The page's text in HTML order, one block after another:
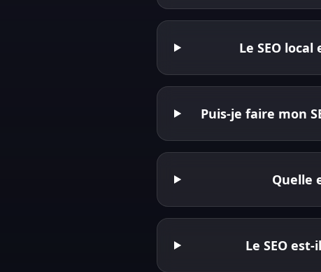
Le SEO
Puis-je faire mon
Quelle
Le SEO